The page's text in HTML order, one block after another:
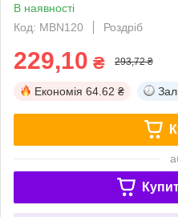
В наявності
Код: MBN120
Роздріб
229,10 ₴ 293,72 ₴
Економія 64.62 ₴